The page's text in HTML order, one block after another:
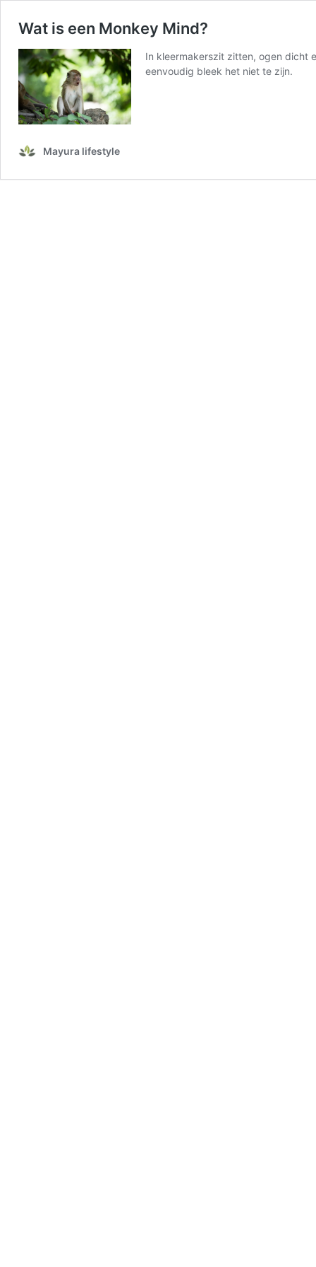
Wat is een Monkey Mind?
In kleermakerszit zitten, ogen dicht
eenvoudig bleek het niet te zijn.
Mayura lifestyle